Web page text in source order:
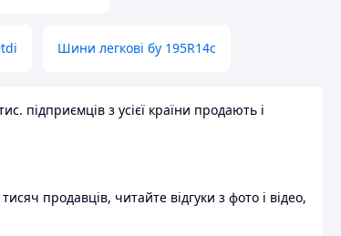
Шини легкові бу 195R14c
підприємців з усієї країни продають і
продавців, читайте відгуки з фото і відео,